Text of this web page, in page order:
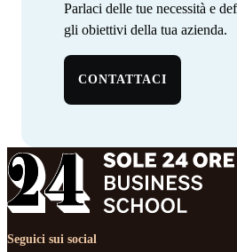
Parlaci delle tue necessità e
gli obiettivi della tua azienda. ‍ ‍‍ ‍​​​​‌ ‍ ​‍​‍‌‍ ‌ ​‍‌‍‍‌‌‍‌ ‌‍‍‌‌‍ ‍​‍​‍​ ‍‍​‍​‍‌‍‌​‌‍​‌‌ ‌​‌‍ ‌‍​ ‌‍ ‌‌ ​ ​‍ ‍‌‍​ ‌‍ ‌‍ ‌​‍​‍​‍ ​​‍​‍‌‍‍​‌ ​‍‌‍‌‌‌‍‌‍​‍​‍​ ‍‍​‍​‍‌‍‍​‌ ‌​‌ ‌​‌ ​​‌ ​ ​ ‍‍​‍ ​‍ ‌‍​ ‌‍ ‌‌ ​ ​‍ ‍‌‍‍‌‌‍ ‍‌ ‌​‌‍‌‌‌ ​‍‌‍ ‍‌‍​‌‌‍ ​​‍ ‍​ ​‍​ ‌​‌‍ ‌ ​‍‌‍‌‌‌‍​‍‌ ​ ​‍ ‍‌‍​ ‌‍ ‌‍ ‌​‍ ‌‍‌‌‌‍‌​‌‍‍‌‌ ‌​‌‍ ‌ ​‍​‍ ‌‍‍‌‌ ‌​‌‍‌‌‌‍ ‌‌‌ ‌ ‌​‌ ‍‌‌ ​​‌‍‌‌‌ ​ ​‍ ‌​​‍‌‍ ‍​ ​​​ ‌​‌‌‍​‌​ ​‌‌‍‍‌‌‍​‌‌​‌​ ‌‍‌‌​ ‌ ​ ‌ ‍‍‌ ‌‍‌‌​‌‌​ ‌‌‍‌‌​‌‍‌ ​‍‌‍ ‍‌​​‍‌ ‌ ​‍ ‌‍‍‌‌ ‌​‌‍‌‌‌‍ ‌‌ ​ ​‍ ‌​‍‍‌​ ‍‌ ‌ ‌‍‌‌‌​​‌​ ‌ ‌​‌​‌​​‌‌‌​ ​ ‌‌‌ ‌‌‌‍‍‍​ ​‍‌​‌ ‌‍ ‍‌ ​‍‌ ​‍‌ ‍‌‌‍​‌‌ ‌‍‌​ ‌‌‍‌ ​‍ ‌‍‌‌‌‍‌​‌‍‍‌‌ ‌​​‍​ ‌‍‌‍‌‍‍‌‌‍‌‌‌‍ ​‌‍‌​‌‌​​‌‍​‌‌ ‌​‌‍‍​​ ‌‌ ​ ‌ ‌‌‌‍​‍‌ ‌​‌‍‍‌‌ ‌​‌‍ ​‌‍‌‌​‍ ‍‌‍‍‌‌ ‌​​‍​‍‌
CONTATTACI
Seguici sui social